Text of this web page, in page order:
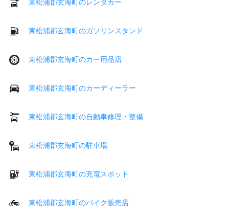
東松浦郡玄海町のレンタカー
東松浦郡玄海町のガソリンスタンド
東松浦郡玄海町のカー用品店
東松浦郡玄海町のカーディーラー
東松浦郡玄海町の自動車修理・整備
東松浦郡玄海町の駐車場
東松浦郡玄海町の充電スポット
東松浦郡玄海町のバイク販売店